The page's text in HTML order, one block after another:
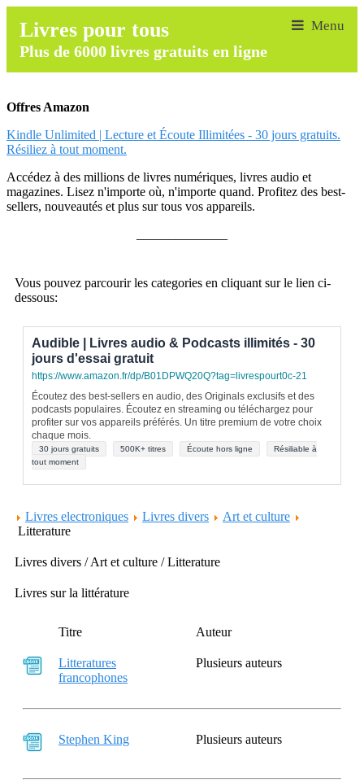
Livres pour tous
Plus de 6000 livres gratuits en ligne
Offres Amazon
Kindle Unlimited | Lecture et Écoute Illimitées - 30 jours gratuits.
Résiliez à tout moment.
Accédez à des millions de livres numériques, livres audio et
magazines. Lisez n'importe où, n'importe quand. Profitez des best-
sellers, nouveautés et plus sur tous vos appareils.
Vous pouvez parcourir les categories en cliquant sur le lien ci-
dessous:
Audible | Livres audio & Podcasts illimités - 30
jours d'essai gratuit
https://www.amazon.fr/dp/B01DPWQ20Q?tag=livrespourt0c-21
Écoutez des best-sellers en audio, des Originals exclusifs et des
podcasts populaires. Écoutez en streaming ou téléchargez pour
profiter sur vos appareils préférés. Un titre premium de votre choix
chaque mois.
30 jours gratuits 500K+ titres Écoute hors ligne
Résiliable à
tout moment
Livres electroniques Livres divers
Art et culture
Litterature
Livres divers / Art et culture / Litterature
Livres sur la littérature
Titre Auteur
Litteratures
francophones
Plusieurs auteurs
Stephen King Plusieurs auteurs